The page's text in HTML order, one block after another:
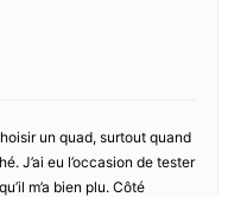
un quad, surtout quand
J’ai eu l’occasion de tester
m’a bien plu. Côté